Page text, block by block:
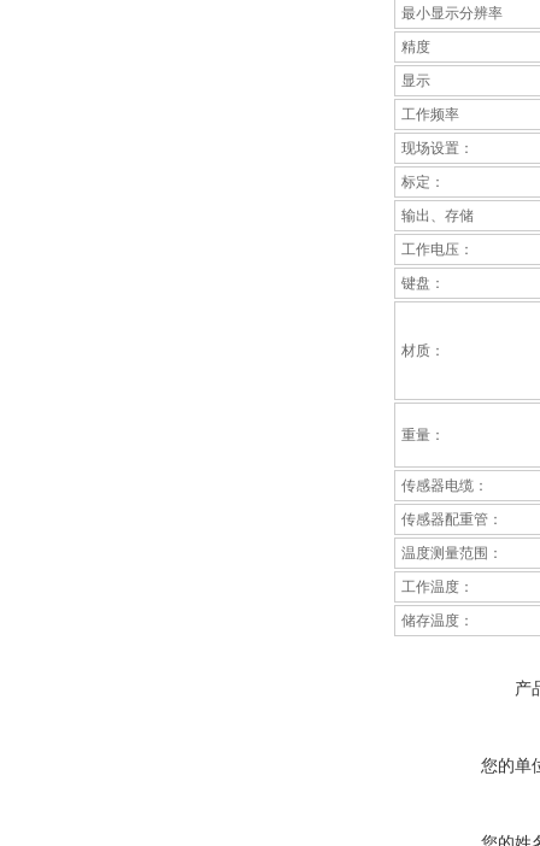
最小显示分辨率
精度
显示
工作频率
现场设置：
标定：
输出、存储
工作电压：
键盘：
材质：
重量：
传感器电缆：
传感器配重管：
温度测量范围：
工作温度：
储存温度：
产
您的单